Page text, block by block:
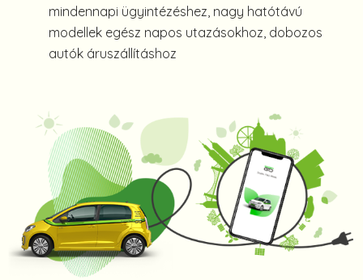
mindennapi ügyintézéshez, nagy hatótávú
modellek egész napos utazásokhoz, dobozos
autók áruszállításhoz